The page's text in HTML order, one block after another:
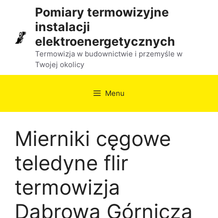
treści
Pomiary termowizyjne
instalacji
elektroenergetycznych
Termowizja w budownictwie i przemyśle w
Twojej okolicy
Menu
Mierniki cęgowe
teledyne flir
termowizja
Dąbrowa Górnicza